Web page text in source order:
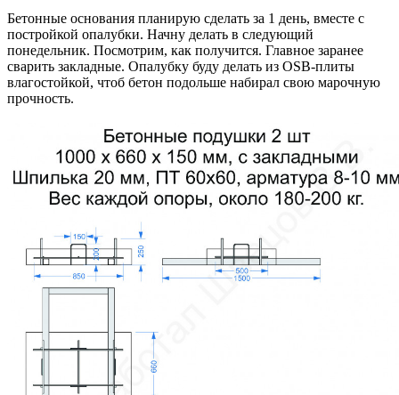
Бетонные основания планирую сделать за 1 день, вместе с
постройкой опалубки. Начну делать в следующий
понедельник. Посмотрим, как получится. Главное заранее
сварить закладные. Опалубку буду делать из OSB-плиты
влагостойкой, чтоб бетон подольше набирал свою марочную
прочность.